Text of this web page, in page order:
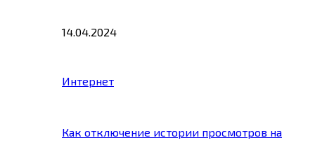
14.04.2024
Интернет
Как отключение истории просмотров на